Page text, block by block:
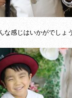
な感じはいかがでしょ